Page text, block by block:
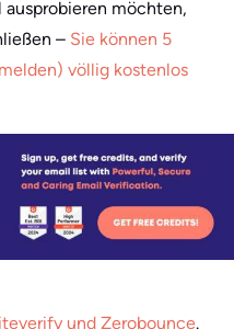
ausprobieren möchten,
– Sie können 5
völlig kostenlos
und Zerobounce.